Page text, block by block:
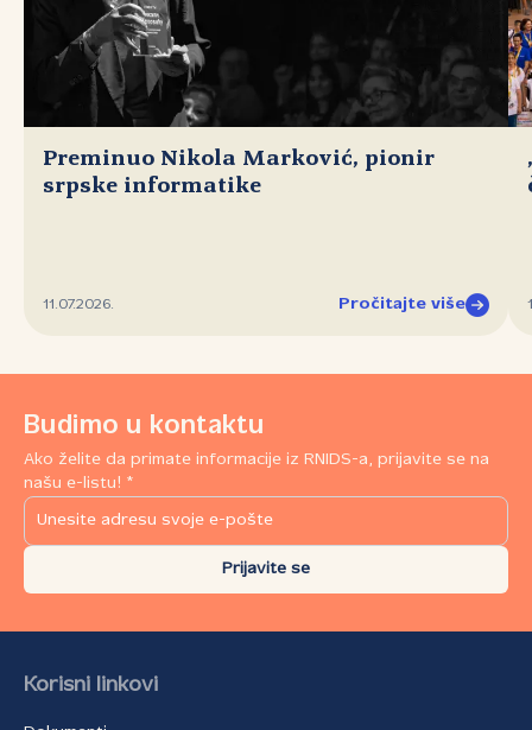
Preminuo Nikola Marković, pionir
srpske informatike
11.07.2026. Pročitajte više
Budimo u kontaktu
Ako želite da primate informacije iz RNIDS-a, prijavite se na
našu e-listu! *
Prijavite se
Korisni linkovi